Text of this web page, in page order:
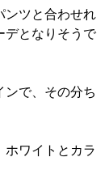
ンツと合わせれ
デとなりそうで
で、その分ち
ワイトとカラ